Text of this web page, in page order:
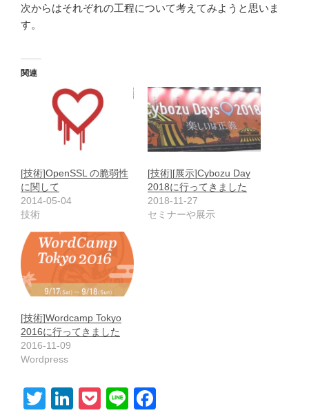
次からはそれぞれの工程について考えてみようと思いま
す。
関連
[技術]OpenSSL の脆弱性
に関して
2014-05-04
技術
[技術][展示]Cybozu Day
2018に行ってきました
2018-11-27
セミナーや展示
[技術]Wordcamp Tokyo
2016に行ってきました
2016-11-09
Wordpress
T
Li
P
Li